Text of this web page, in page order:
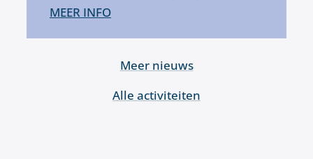
MEER INFO
Meer nieuws
Alle activiteiten